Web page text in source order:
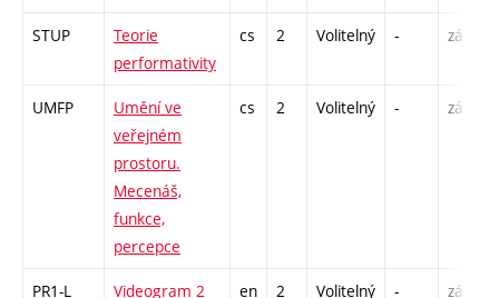
STUP
Teorie
performativity
cs 2 Volitelný - zá
UMFP
Umění ve
veřejném
prostoru.
Mecenáš,
funkce,
percepce
cs 2 Volitelný - zá
PR1-L Videogram 2 en 2 Volitelný - zá